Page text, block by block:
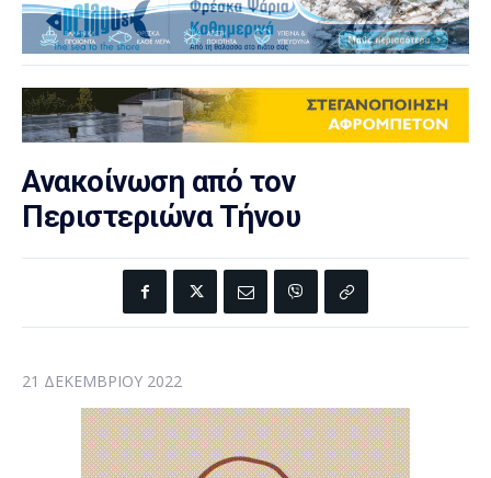
Ανακοίνωση από τον
Περιστεριώνα Τήνου
21 ΔΕΚΕΜΒΡΊΟΥ 2022